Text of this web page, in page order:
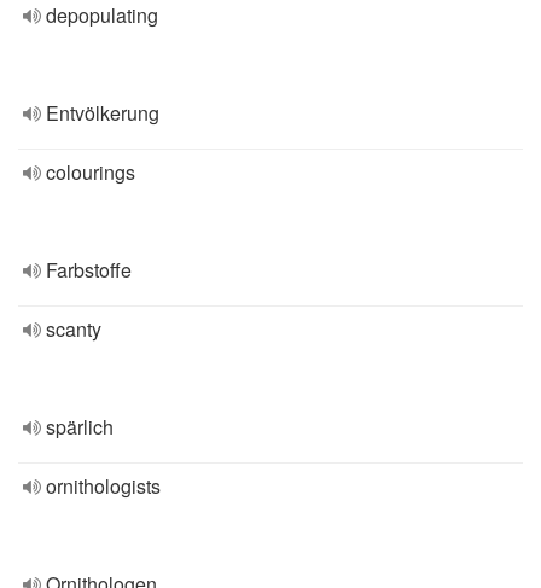
depopulating
Entvölkerung
colourings
Farbstoffe
scanty
spärlich
ornithologists